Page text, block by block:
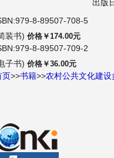
出版
8-89507-708-5
装书) 价格￥174.00元
8-89507-709-2
子书) 价格￥36.00元
页>>书籍>>农村公共文化建